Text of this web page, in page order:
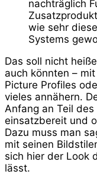
nachträglich
wie sehr
Systems
Das soll nicht
auch könnten –
Picture Profiles
vieles annähern.
Anfang an Teil
einsatzbereit und
Dazu muss man
mit seinen
sich hier der Look
lässt.